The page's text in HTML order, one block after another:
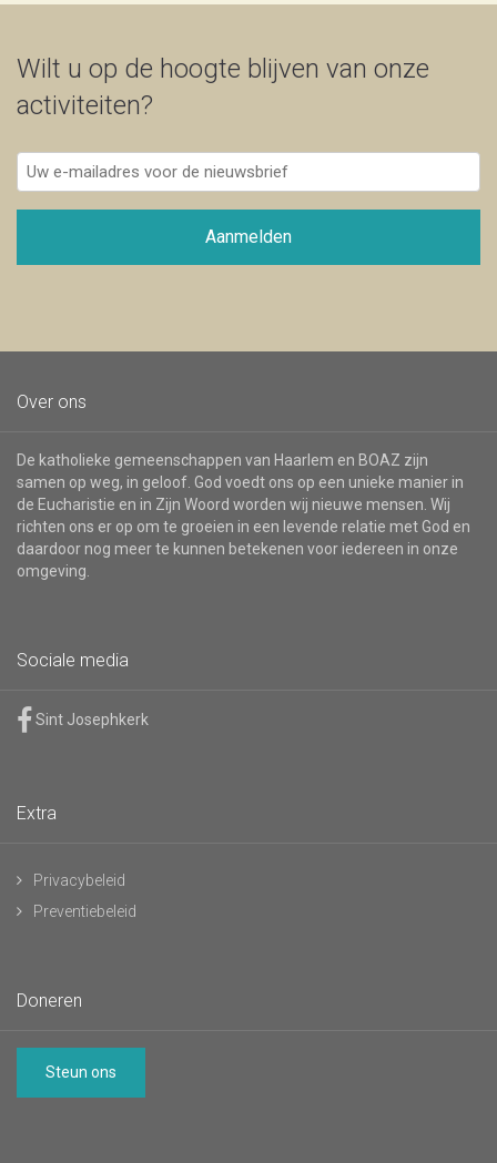
Wilt u op de hoogte blijven van onze
activiteiten?
Uw
e-
mailadres
de
Aanmelden
Over ons
De katholieke gemeenschappen van Haarlem en BOAZ zijn
samen op weg, in geloof. God voedt ons op een unieke manier in
de Eucharistie en in Zijn Woord worden wij nieuwe mensen. Wij
richten ons er op om te groeien in een levende relatie met God en
daardoor nog meer te kunnen betekenen voor iedereen in onze
omgeving.
Sociale media
Sint Josephkerk
Extra
Privacybeleid
Preventiebeleid
Doneren
Steun ons